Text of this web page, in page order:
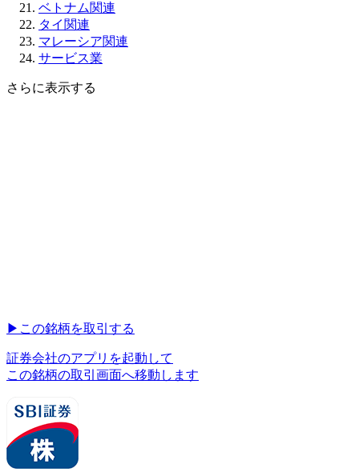
ベトナム関連
タイ関連
マレーシア関連
サービス業
さらに表示する
▶︎ この銘柄を取引する
証券会社のアプリを起動して
この銘柄の取引画面へ移動します